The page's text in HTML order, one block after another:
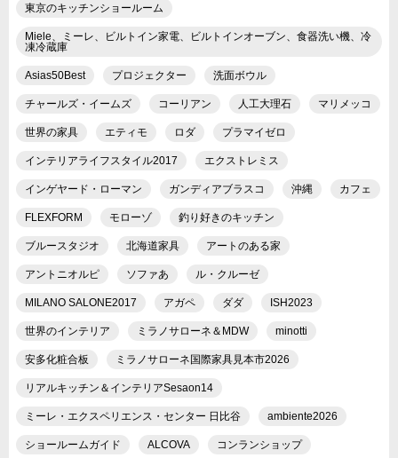
東京のキッチンショールーム
Miele、ミーレ、ビルトイン家電、ビルトインオーブン、食器洗い機、冷
凍冷蔵庫
Asias50Best プロジェクター 洗面ボウル
チャールズ・イームズ コーリアン 人工大理石 マリメッコ
世界の家具 エティモ ロダ プラマイゼロ
インテリアライフスタイル2017 エクストレミス
インゲヤード・ローマン ガンディアブラスコ 沖縄 カフェ
FLEXFORM モローゾ 釣り好きのキッチン
ブルースタジオ 北海道家具 アートのある家
アントニオルピ ソファあ ル・クルーゼ
MILANO SALONE2017 アガペ ダダ ISH2023
世界のインテリア ミラノサローネ＆MDW minotti
安多化粧合板 ミラノサローネ国際家具見本市2026
リアルキッチン＆インテリアSesaon14
ミーレ・エクスペリエンス・センター 日比谷 ambiente2026
ショールームガイド ALCOVA コンランショップ